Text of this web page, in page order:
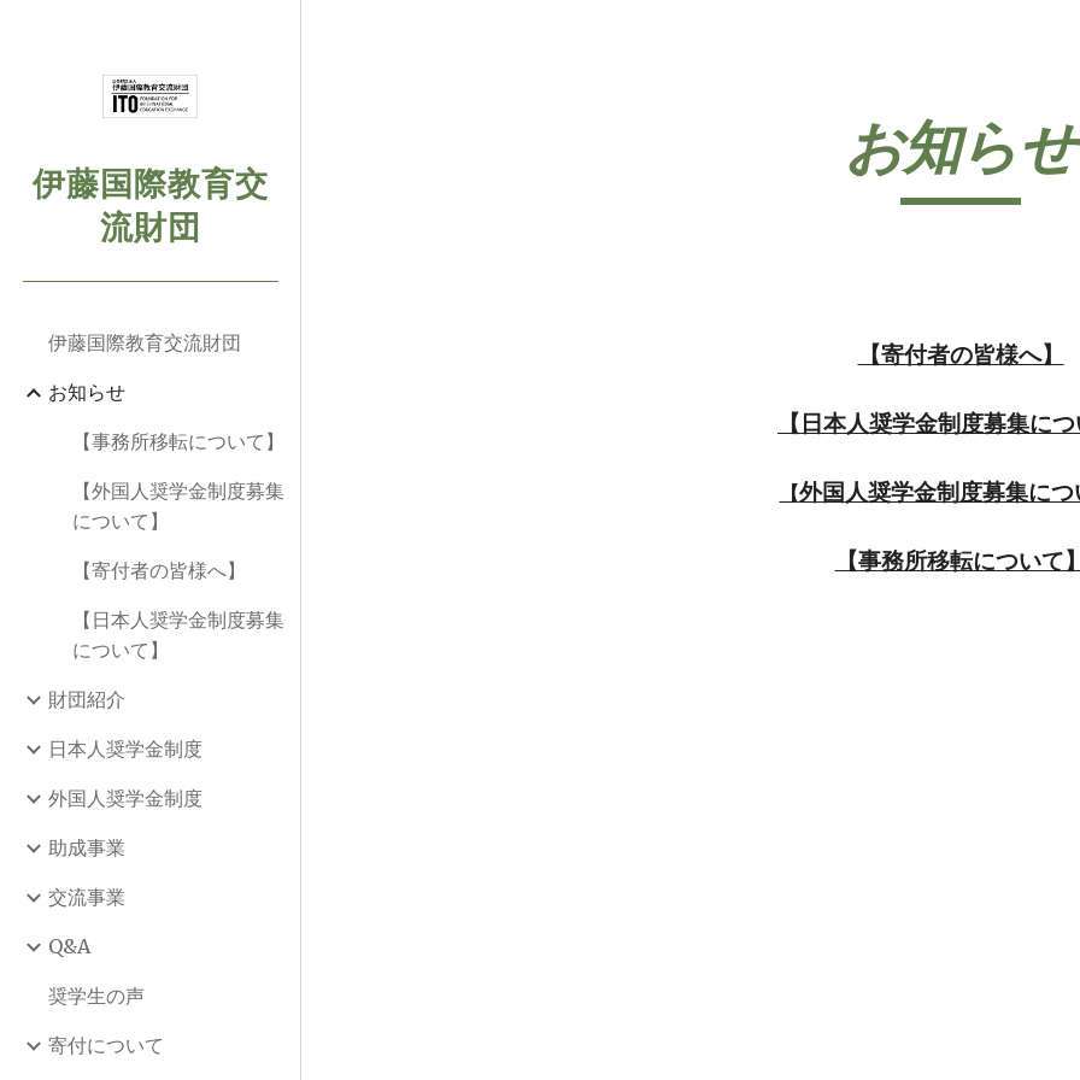
伊藤国際教育交
流財団
伊藤国際教育交流財団
お知らせ
【事務所移転について】
【外国人奨学金制度募集
について】
【寄付者の皆様へ】
【日本人奨学金制度募集
について】
財団紹介
日本人奨学金制度
外国人奨学金制度
助成事業
交流事業
Q&A
奨学生の声
寄付について
お知らせ
【寄付者の皆様へ】
【日本人奨学金制度募集につ
【外国人奨学金制度募集につ
【事務所移転について】